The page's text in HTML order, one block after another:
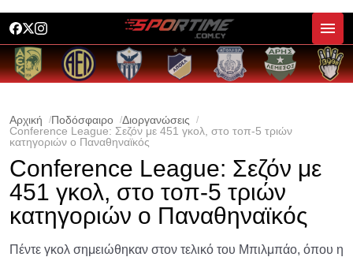
Αρχική Ποδόσφαιρο
Διοργανώσεις
Conference League: Σεζόν με 451 γκολ, στο τοπ-5 τριών
κατηγοριών ο Παναθηναϊκός
Conference League: Σεζόν με
451 γκολ, στο τοπ-5 τριών
κατηγοριών ο Παναθηναϊκός
Πέντε γκολ σημειώθηκαν στον τελικό του Μπιλμπάο, όπου η